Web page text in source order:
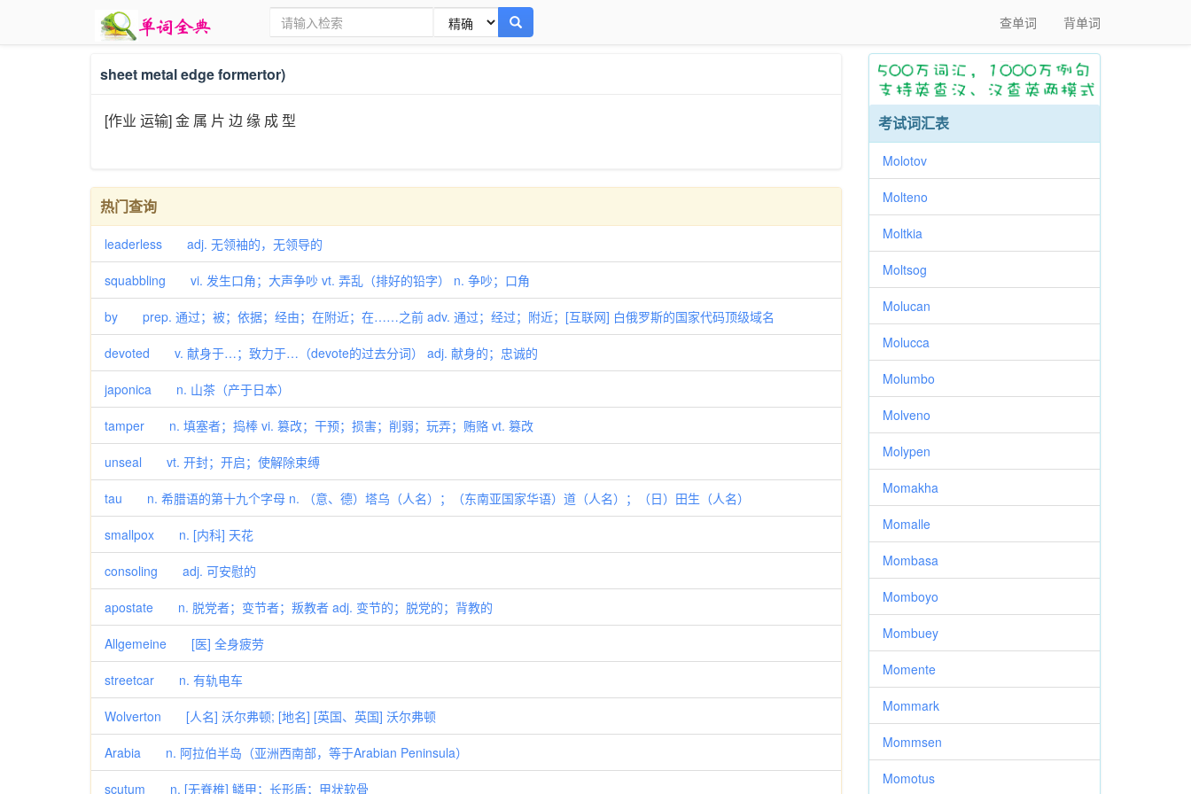
查单词 背单词
sheet metal edge formertor)
[作业 运输] 金 属 片 边 缘 成 型
热门查询
leaderless adj. 无领袖的，无领导的
squabbling vi. 发生口角；大声争吵 vt. 弄乱（排好的铅字） n. 争吵；口角
by prep. 通过；被；依据；经由；在附近；在……之前 adv. 通过；经过；附近；[互联网] 白俄罗斯的国家代码顶级域名
devoted v. 献身于…；致力于…（devote的过去分词） adj. 献身的；忠诚的
japonica n. 山茶（产于日本）
tamper n. 填塞者；捣棒 vi. 篡改；干预；损害；削弱；玩弄；贿赂 vt. 篡改
unseal vt. 开封；开启；使解除束缚
tau n. 希腊语的第十九个字母 n. （意、德）塔乌（人名）；（东南亚国家华语）道（人名）；（日）田生（人名）
smallpox n. [内科] 天花
consoling adj. 可安慰的
apostate n. 脱党者；变节者；叛教者 adj. 变节的；脱党的；背教的
Allgemeine [医] 全身疲劳
streetcar n. 有轨电车
Wolverton [人名] 沃尔弗顿; [地名] [英国、英国] 沃尔弗顿
Arabia n. 阿拉伯半岛（亚洲西南部，等于Arabian Peninsula）
scutum n. [无脊椎] 鳞甲；长形盾；甲状软骨
考试词汇表
Molotov
Molteno
Moltkia
Moltsog
Molucan
Molucca
Molumbo
Molveno
Molypen
Momakha
Momalle
Mombasa
Momboyo
Mombuey
Momente
Mommark
Mommsen
Momotus